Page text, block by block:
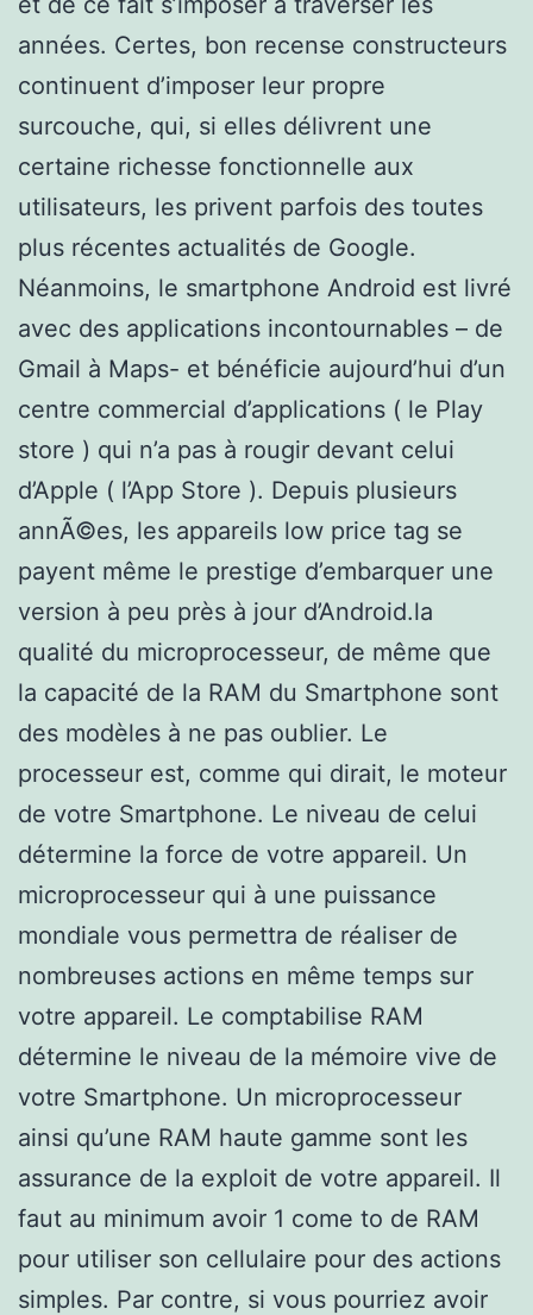
années. Certes, bon recense constructeurs
continuent d’imposer leur propre
surcouche, qui, si elles délivrent une
certaine richesse fonctionnelle aux
utilisateurs, les privent parfois des toutes
plus récentes actualités de Google.
Néanmoins, le smartphone Android est livré
avec des applications incontournables – de
Gmail à Maps- et bénéficie aujourd’hui d’un
centre commercial d’applications ( le Play
store ) qui n’a pas à rougir devant celui
d’Apple ( l’App Store ). Depuis plusieurs
annÃ©es, les appareils low price tag se
payent même le prestige d’embarquer une
version à peu près à jour d’Android.la
qualité du microprocesseur, de même que
la capacité de la RAM du Smartphone sont
des modèles à ne pas oublier. Le
processeur est, comme qui dirait, le moteur
de votre Smartphone. Le niveau de celui
détermine la force de votre appareil. Un
microprocesseur qui à une puissance
mondiale vous permettra de réaliser de
nombreuses actions en même temps sur
votre appareil. Le comptabilise RAM
détermine le niveau de la mémoire vive de
votre Smartphone. Un microprocesseur
ainsi qu’une RAM haute gamme sont les
assurance de la exploit de votre appareil. Il
faut au minimum avoir 1 come to de RAM
pour utiliser son cellulaire pour des actions
simples. Par contre, si vous pourriez avoir